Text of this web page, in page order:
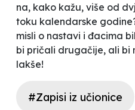
na, kako kažu, više od
toku kalendarske godine
misli o nastavi i đacima
bi pričali drugačije, ali bi
lakše!
#Zapisi iz učionice